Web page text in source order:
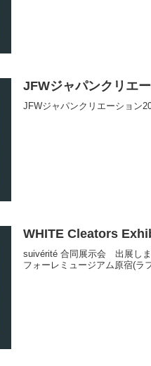
JFWジャパンクリエ
JFWジャパンクリエーション
WHITE Cleators
suivérité 合同展示会 出展し
フォーレミュージアム原宿(ラ